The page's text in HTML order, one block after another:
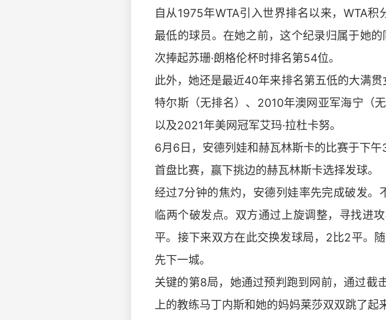
自从1975年WTA引入世界排名以来，WTA
最低的球员。在她之前，这个纪录归属于她
次捧起苏珊·朗格伦杯时排名第54位。
此外，她还是最近40年来排名第五低的大满
特尔斯（无排名）、2010年澳网亚军海宁（
以及2021年美网冠军艾玛·拉杜卡努。
6月6日，安德列娃和赫瓦林斯卡的比赛于下午
首盘比赛，赢下挑边的赫瓦林斯卡选择发球。
经过7分钟的焦灼，安德列娃率先完成破发
临两个破发点。双方通过上旋调整，寻找进
平。接下来双方在此交换发球局，2比2平。
先下一城。
关键的第8局，她通过预判跑到网前，通过截
上的教练马丁内斯和她的妈妈莱莎双双跳了起